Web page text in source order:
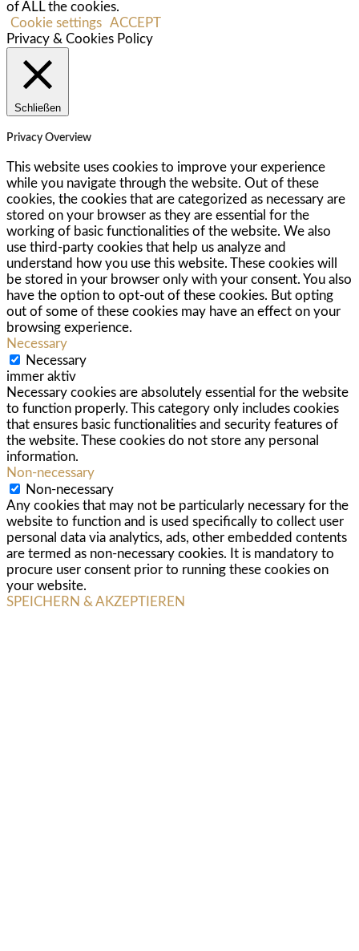
of ALL the cookies.
Cookie settings ACCEPT
Privacy & Cookies Policy
Schließen
Privacy Overview
This website uses cookies to improve your experience
while you navigate through the website. Out of these
cookies, the cookies that are categorized as necessary are
stored on your browser as they are essential for the
working of basic functionalities of the website. We also
use third-party cookies that help us analyze and
understand how you use this website. These cookies will
be stored in your browser only with your consent. You also
have the option to opt-out of these cookies. But opting
out of some of these cookies may have an effect on your
browsing experience.
Necessary
Necessary
immer aktiv
Necessary cookies are absolutely essential for the website
to function properly. This category only includes cookies
that ensures basic functionalities and security features of
the website. These cookies do not store any personal
information.
Non-necessary
Non-necessary
Any cookies that may not be particularly necessary for the
website to function and is used specifically to collect user
personal data via analytics, ads, other embedded contents
are termed as non-necessary cookies. It is mandatory to
procure user consent prior to running these cookies on
your website.
SPEICHERN & AKZEPTIEREN